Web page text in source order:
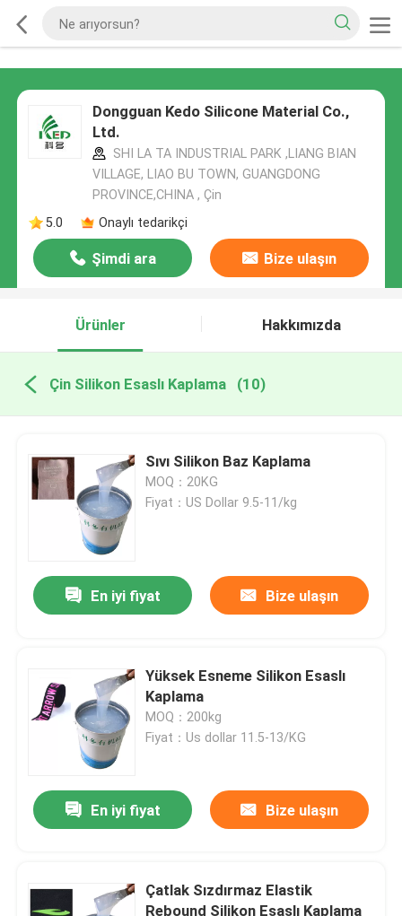
Dongguan Kedo Silicone Material Co.,
Ltd.
SHI LA TA INDUSTRIAL PARK ,LIANG BIAN
VILLAGE, LIAO BU TOWN, GUANGDONG
PROVINCE,CHINA , Çin
5.0
Onaylı tedarikçi
Şimdi ara Bize ulaşın
Ürünler Hakkımızda
Çin Silikon Esaslı Kaplama (10)
Sıvı Silikon Baz Kaplama
MOQ：20KG
Fiyat：US Dollar 9.5-11/kg
En iyi fiyat Bize ulaşın
Yüksek Esneme Silikon Esaslı
Kaplama
MOQ：200kg
Fiyat：Us dollar 11.5-13/KG
En iyi fiyat Bize ulaşın
Çatlak Sızdırmaz Elastik
Rebound Silikon Esaslı Kaplama